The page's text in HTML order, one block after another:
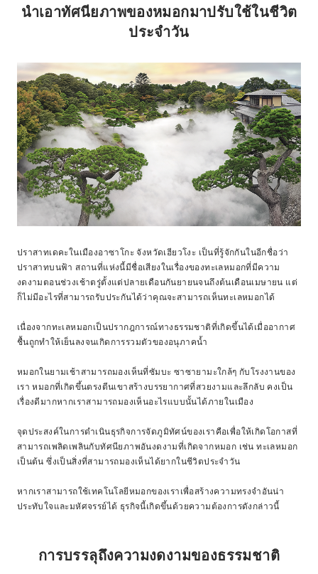
นำเอาทัศนียภาพของหมอกมาปรับใช้ในชีวิต
ประจำวัน
ปราสาทเดคะในเมืองอาซาโกะ จังหวัดเฮียวโงะ เป็นที่รู้จักกันในอีกชื่อว่า
ปราสาทบนฟ้า สถานที่แห่งนี้มีชื่อเสียงในเรื่องของทะเลหมอกที่มีความ
งดงามตอนช่วงเช้าตรู่ตั้งแต่ปลายเดือนกันยายนจนถึงต้นเดือนเมษายน แต่
ก็ไม่มีอะไรที่สามารถรับประกันได้ว่าคุณจะสามารถเห็นทะเลหมอกได้
เนื่องจากทะเลหมอกเป็นปรากฎการณ์ทางธรรมชาติที่เกิดขึ้นได้เมื่ออากาศ
ชื้นถูกทำให้เย็นลงจนเกิดการรวมตัวของอนุภาคน้ำ
หมอกในยามเช้าสามารถมองเห็นที่ซัมบะ ซาซายามะใกล้ๆ กับโรงงานของ
เรา หมอกที่เกิดขึ้นตรงตีนเขาสร้างบรรยากาศที่สวยงามและลึกลับ คงเป็น
เรื่องดีมากหากเราสามารถมองเห็นอะไรแบบนั้นได้ภายในเมือง
จุดประสงค์ในการดำเนินธุรกิจการจัดภูมิทัศน์ของเราคือเพื่อให้เกิดโอกาสที่
สามารถเพลิดเพลินกับทัศนียภาพอันงดงามที่เกิดจากหมอก เช่น ทะเลหมอก
เป็นต้น ซึ่งเป็นสิ่งที่สามารถมองเห็นได้ยากในชีวิตประจำวัน
หากเราสามารถใช้เทคโนโลยีหมอกของเราเพื่อสร้างความทรงจำอันน่า
ประทับใจและมหัศจรรย์ได้ ธุรกิจนี้เกิดขึ้นด้วยความต้องการดังกล่าวนี้
การบรรลุถึงความงดงามของธรรมชาติ